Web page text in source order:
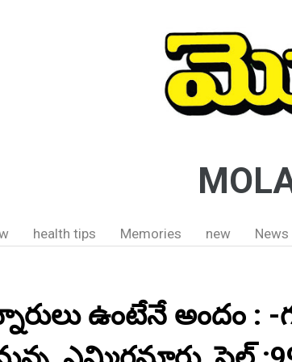
health tips Memories new News
ఉంటేనే అందం :